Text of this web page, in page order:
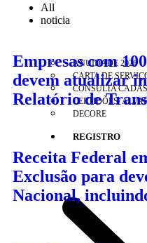
ANUIDADE 2026
CARTA DE
CONSULTA
CERTIDÕES/
DECORE
REGISTRO
All
noticia
Empresas com
devem atualizar
Relatório de
Receita Federal
Exclusão para
Nacional,